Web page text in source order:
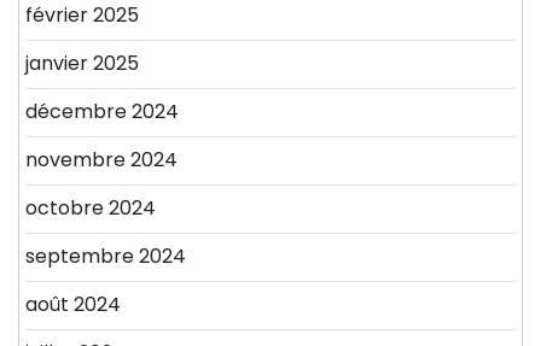
février 2025
janvier 2025
décembre 2024
novembre 2024
octobre 2024
septembre 2024
août 2024